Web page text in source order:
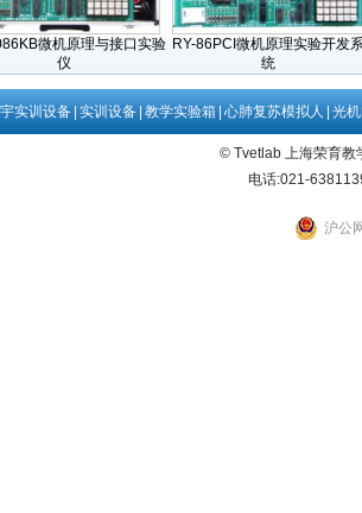
微机原理与接口实验 RY-86PCI微机原理实验开发系
实训设备 实训设备 教学实验箱 心肺复苏模拟人 光
© Tvetlab 上海荣育教
电话:021-
沪公